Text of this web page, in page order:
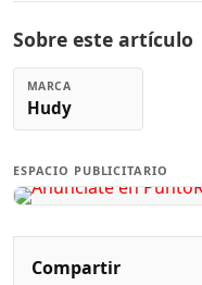
Sobre este artículo
MARCA
Hudy
ESPACIO PUBLICITARIO
Compartir